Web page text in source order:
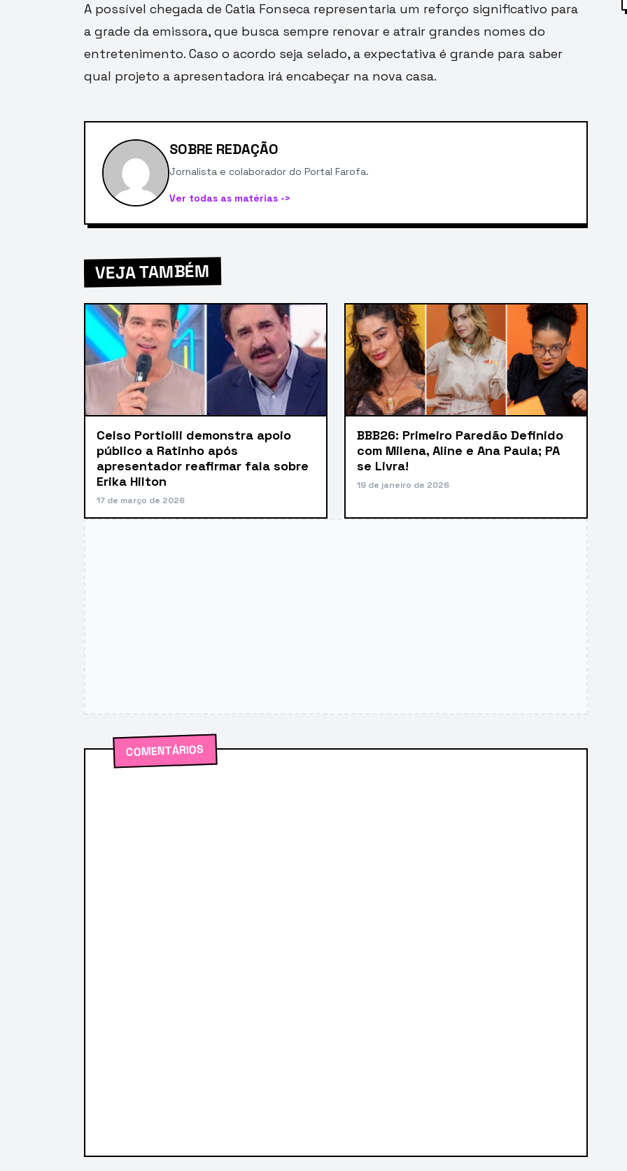
A possível chegada de Catia Fonseca representaria um reforço significativo para
a grade da emissora, que busca sempre renovar e atrair grandes nomes do
entretenimento. Caso o acordo seja selado, a expectativa é grande para saber
qual projeto a apresentadora irá encabeçar na nova casa.
SOBRE REDAÇÃO
Jornalista e colaborador do Portal Farofa.
Ver todas as matérias ->
VEJA TAMBÉM
Celso Portiolli demonstra apoio
público a Ratinho após
apresentador reafirmar fala sobre
Erika Hilton
17 de março de 2026
BBB26: Primeiro Paredão Definido
com Milena, Aline e Ana Paula; PA
se Livra!
19 de janeiro de 2026
COMENTÁRIOS